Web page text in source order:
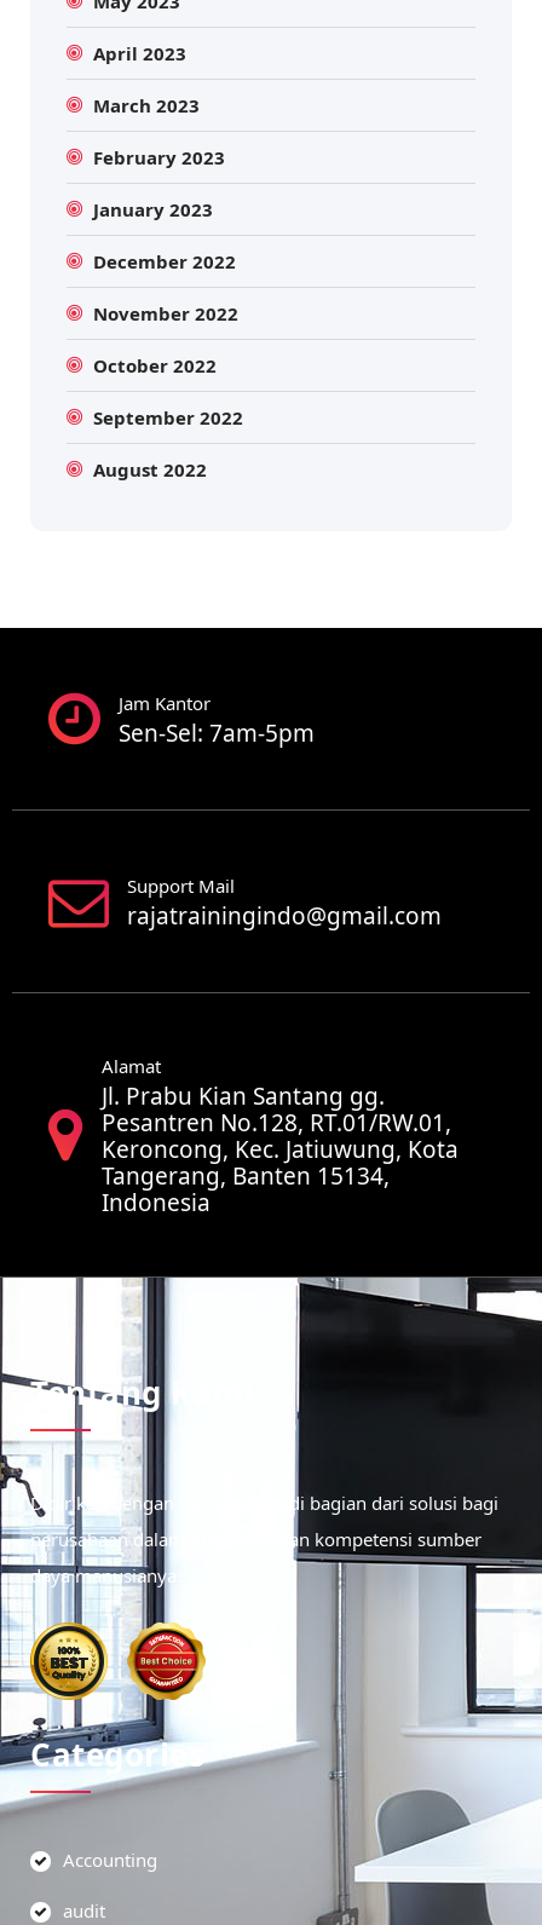
April 2023
March 2023
February 2023
January 2023
December 2022
November 2022
October 2022
September 2022
August 2022
Jam Kantor
Sen-Sel: 7am-5pm
Support Mail
rajatrainingindo@gmail.com
Alamat
Jl. Prabu Kian Santang gg.
Pesantren No.128, RT.01/RW.01,
Keroncong, Kec. Jatiuwung, Kota
Tangerang, Banten 15134,
Indonesia
Tentang Kami
Didirikan dengan tujuan menjadi bagian dari solusi bagi
perusahaan dalam meningkatkan kompetensi sumber
daya manusianya.
Categories
Accounting
audit